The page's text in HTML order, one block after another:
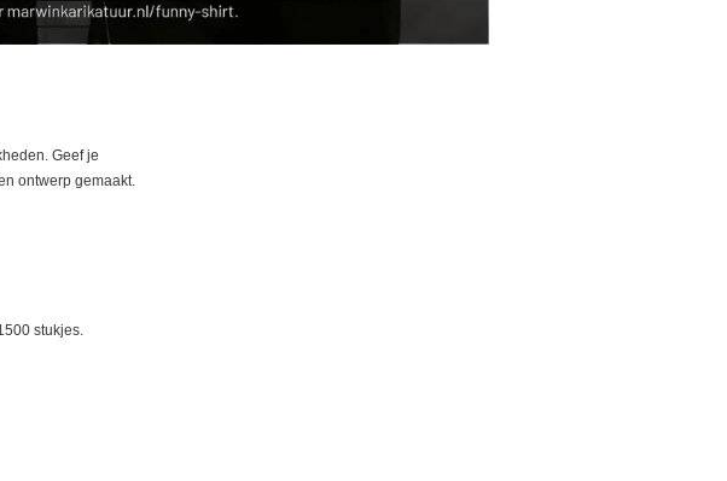
Geef je
ontwerp gemaakt.
stukjes.